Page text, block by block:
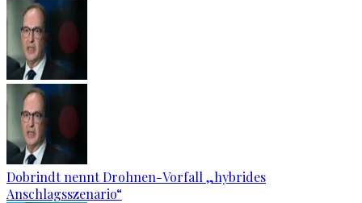
Dobrindt nennt Drohnen-Vorfall „hybrides
Anschlagsszenario“